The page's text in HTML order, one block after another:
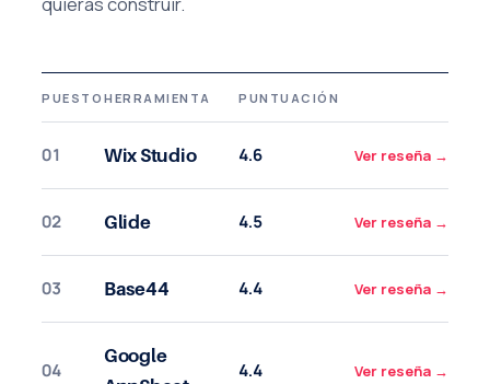
PUESTO HERRAMIENTA PUNTUACIÓN
01 Wix Studio 4.6 Ver reseña →
02 Glide 4.5 Ver reseña →
03 Base44 4.4 Ver reseña →
04
Google
4.4 Ver reseña →